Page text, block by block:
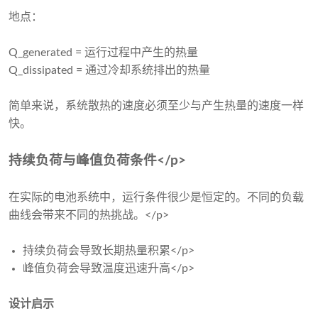
地点：
Q_generated = 运行过程中产生的热量
Q_dissipated = 通过冷却系统排出的热量
简单来说，系统散热的速度必须至少与产生热量的速度一样
快。
持续负荷与峰值负荷条件</p>
在实际的电池系统中，运行条件​​很少是恒定的。不同的负载
曲线会带来不同的热挑战。</p>
持续负荷会导致长期热量积累</p>
峰值负荷会导致温度迅速升高</p>
设计启示